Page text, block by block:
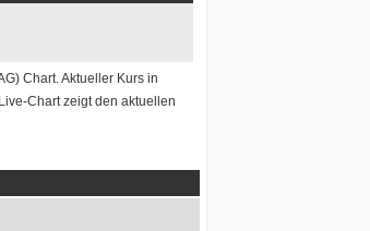
Chart. Aktueller Kurs in
Chart zeigt den aktuellen